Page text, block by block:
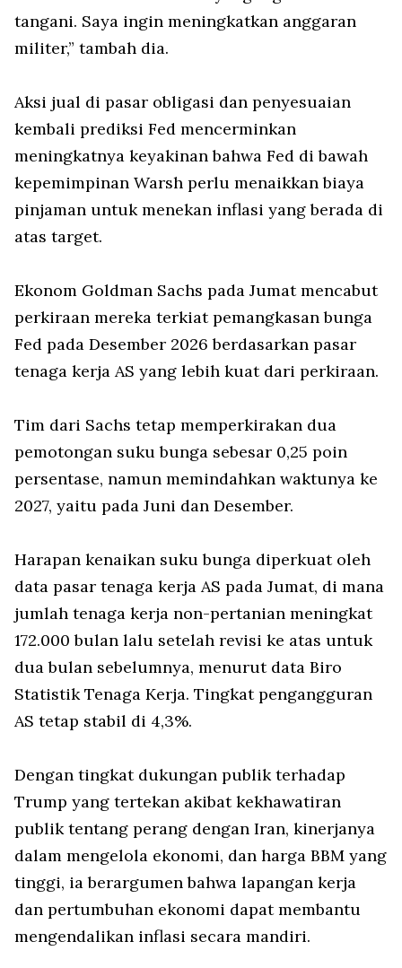
tangani. Saya ingin meningkatkan anggaran
militer,” tambah dia.
Aksi jual di pasar obligasi dan penyesuaian
kembali prediksi Fed mencerminkan
meningkatnya keyakinan bahwa Fed di bawah
kepemimpinan Warsh perlu menaikkan biaya
pinjaman untuk menekan inflasi yang berada di
atas target.
Ekonom Goldman Sachs pada Jumat mencabut
perkiraan mereka terkiat pemangkasan bunga
Fed pada Desember 2026 berdasarkan pasar
tenaga kerja AS yang lebih kuat dari perkiraan.
Tim dari Sachs tetap memperkirakan dua
pemotongan suku bunga sebesar 0,25 poin
persentase, namun memindahkan waktunya ke
2027, yaitu pada Juni dan Desember.
Harapan kenaikan suku bunga diperkuat oleh
data pasar tenaga kerja AS pada Jumat, di mana
jumlah tenaga kerja non-pertanian meningkat
172.000 bulan lalu setelah revisi ke atas untuk
dua bulan sebelumnya, menurut data Biro
Statistik Tenaga Kerja. Tingkat pengangguran
AS tetap stabil di 4,3%.
Dengan tingkat dukungan publik terhadap
Trump yang tertekan akibat kekhawatiran
publik tentang perang dengan Iran, kinerjanya
dalam mengelola ekonomi, dan harga BBM yang
tinggi, ia berargumen bahwa lapangan kerja
dan pertumbuhan ekonomi dapat membantu
mengendalikan inflasi secara mandiri.